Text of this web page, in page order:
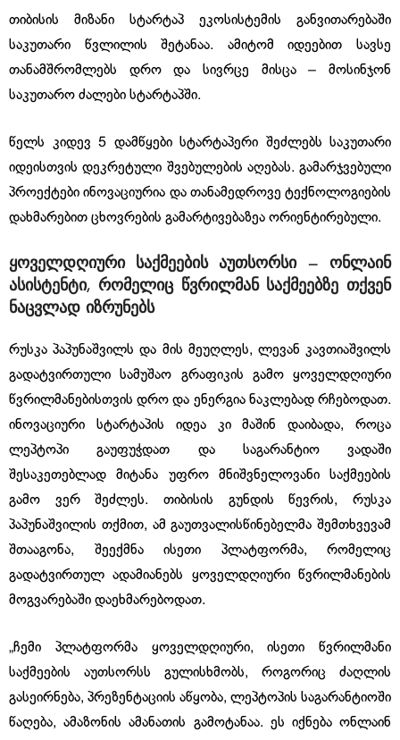
თიბისის მიზანი სტარტაპ ეკოსისტემის განვითარებაში
საკუთარი წვლილის შეტანაა. ამიტომ იდეებით სავსე
თანამშრომლებს დრო და სივრცე მისცა – მოსინჯონ
საკუთარო ძალები სტარტაპში.
წელს კიდევ 5 დამწყები სტარტაპერი შეძლებს საკუთარი
იდეისთვის დეკრეტული შვებულების აღებას. გამარჯვებული
პროექტები ინოვაციურია და თანამედროვე ტექნოლოგიების
დახმარებით ცხოვრების გამარტივებაზეა ორიენტირებული.
ყოველდღიური საქმეების აუთსორსი— ონლაინ
ასისტენტი, რომელიც წვრილმან საქმეებზე თქვენ
ნაცვლად იზრუნებს
რუსკა პაპუნაშვილს და მის მეუღლეს, ლევან კავთიაშვილს
გადატვირთული სამუშაო გრაფიკის გამო ყოველდღიური
წვრილმანებისთვის დრო და ენერგია ნაკლებად რჩებოდათ.
ინოვაციური სტარტაპის იდეა კი მაშინ დაიბადა, როცა
ლეპტოპი გაუფუჭდათ და საგარანტიო ვადაში
შესაკეთებლად მიტანა უფრო მნიშვნელოვანი საქმეების
გამო ვერ შეძლეს. თიბისის გუნდის წევრის, რუსკა
პაპუნაშვილის თქმით, ამ გაუთვალისწინებელმა შემთხვევამ
შთააგონა, შეექმნა ისეთი პლატფორმა, რომელიც
გადატვირთულ ადამიანებს ყოველდღიური წვრილმანების
მოგვარებაში დაეხმარებოდათ.
„ჩემი პლატფორმა ყოველდღიური, ისეთი წვრილმანი
საქმეების აუთსორსს გულისხმობს, როგორიც ძაღლის
გასეირნება, პრეზენტაციის აწყობა, ლეპტოპის საგარანტიოში
წაღება, ამაზონის ამანათის გამოტანაა. ეს იქნება ონლაინ